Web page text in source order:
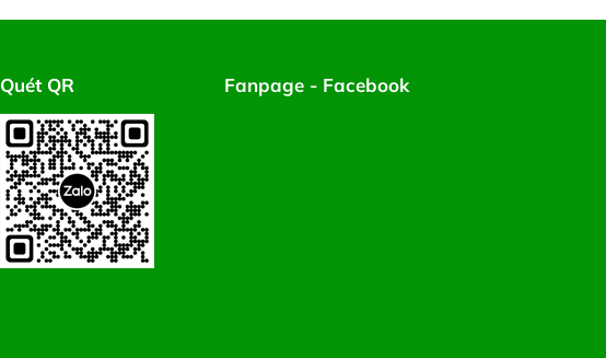
Quét QR Fanpage - Facebook